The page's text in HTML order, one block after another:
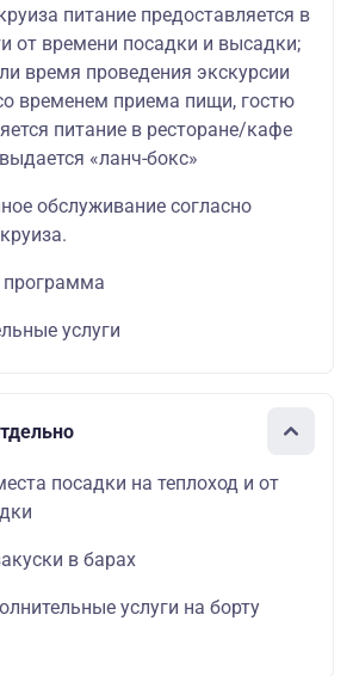
питание предоставляется в
от времени посадки и высадки;
время проведения экскурсии
временем приема пищи, гостю
питание в ресторане/кафе
«ланч-бокс»
обслуживание согласно
программа
услуги
посадки на теплоход и от
в барах
услуги на борту